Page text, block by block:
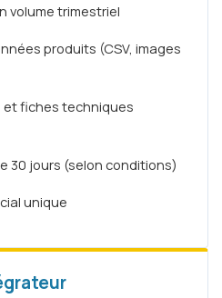
volume trimestriel
produits (CSV, images
et fiches techniques
30 jours (selon conditions)
unique